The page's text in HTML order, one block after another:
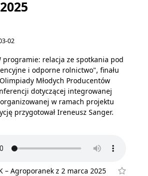
02
programie: relacja ze spotkania pod
i odporne rolnictwo", finału
Młodych Producentów
dotyczącej integrowanej
w ramach projektu
przygotował Ireneusz Sanger.
– Agroporanek z 2 marca 2025